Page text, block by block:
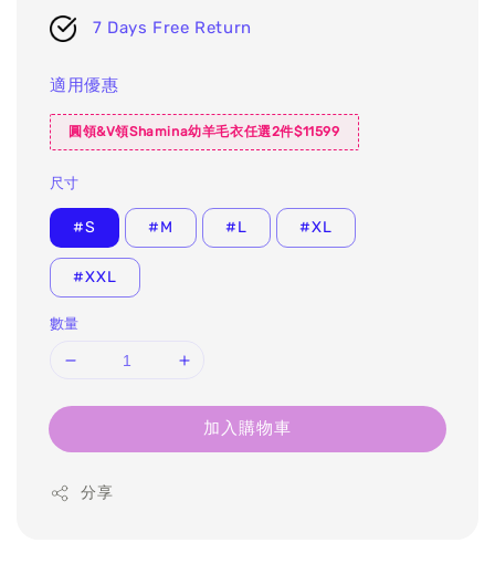
7 Days Free Return
適用優惠
圓領&V領Shamina幼羊毛衣任選2件$11599
尺寸
#S #M #L #XL
#XXL
數量
加入購物車
分享